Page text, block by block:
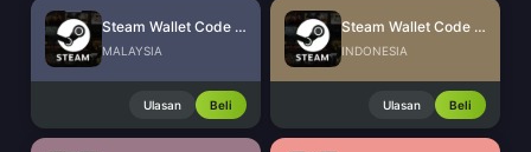
Steam Wallet Code (MYR)
MALAYSIA
Ulasan Beli
Steam Wallet Code (IDR)
INDONESIA
Ulasan Beli